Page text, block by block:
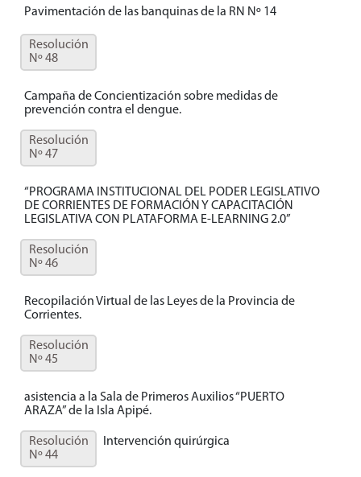
Pavimentación de las banquinas de la RN Nº 14
Resolución
Nº 48
Campaña de Concientización sobre medidas de
prevención contra el dengue.
Resolución
Nº 47
“PROGRAMA INSTITUCIONAL DEL PODER LEGISLATIVO
DE CORRIENTES DE FORMACIÓN Y CAPACITACIÓN
LEGISLATIVA CON PLATAFORMA E-LEARNING 2.0”
Resolución
Nº 46
Recopilación Virtual de las Leyes de la Provincia de
Corrientes.
Resolución
Nº 45
asistencia a la Sala de Primeros Auxilios “PUERTO
ARAZA” de la Isla Apipé.
Resolución
Nº 44
Intervención quirúrgica